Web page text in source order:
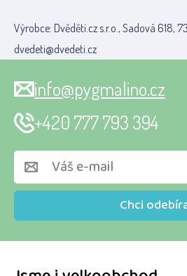
Výrobce: Dvěděti.cz s.r.o., Sadová 618,
dvedeti@dvedeti.cz
Chci
info@pygmalino.cz
+420 777 793 394